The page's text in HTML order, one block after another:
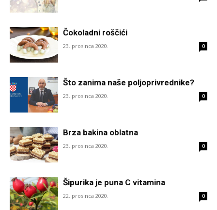
Čokoladni roščići
23. prosinca 2020. 0
Što zanima naše poljoprivrednike?
23. prosinca 2020. 0
Brza bakina oblatna
23. prosinca 2020. 0
Šipurika je puna C vitamina
22. prosinca 2020. 0